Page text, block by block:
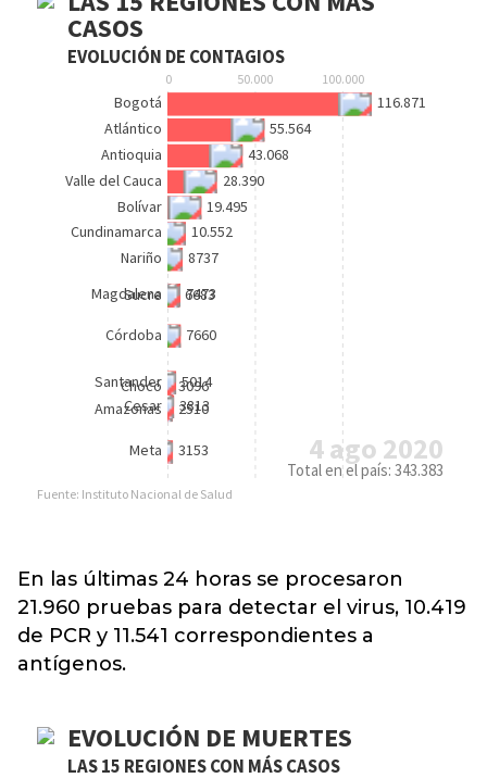
En las últimas 24 horas se procesaron
21.960 pruebas para detectar el virus, 10.419
de PCR y 11.541 correspondientes a
antígenos.